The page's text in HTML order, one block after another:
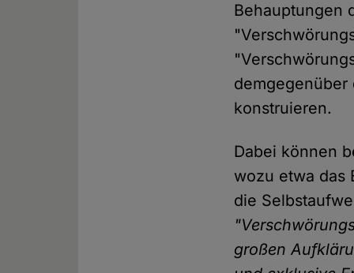
Behauptungen
konstruieren.
Dabei können
wozu etwa das
die
großen